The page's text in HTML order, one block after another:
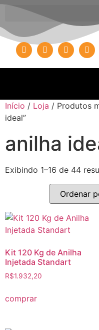
Início / Loja / Produtos
ideal”
anilha
Exibindo 1–16 de 44
Kit 120 Kg de Anilha
Injetada Standart
R$1.932,20
comprar